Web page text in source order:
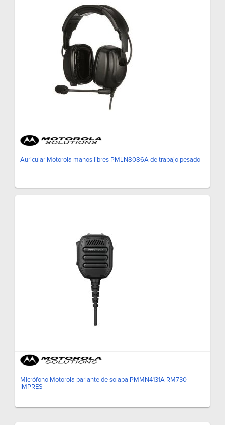
Auricular Motorola manos libres PMLN8086A de trabajo pesado
Micrófono Motorola parlante de solapa PMMN4131A RM730
IMPRES